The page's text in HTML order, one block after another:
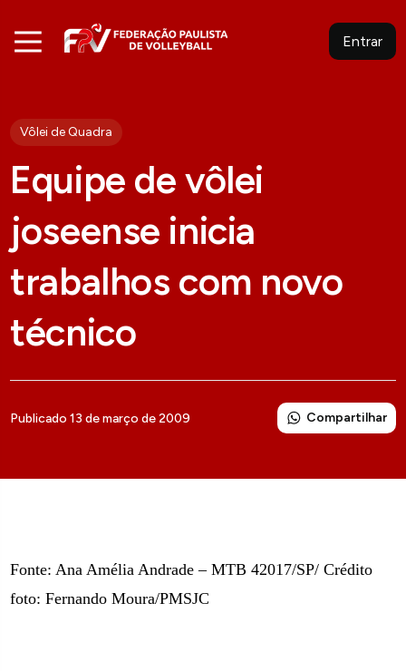
Entrar
Vôlei de Quadra
Equipe de vôlei
joseense inicia
trabalhos com novo
técnico
Publicado 13 de março de 2009 Compartilhar
Fonte: Ana Amélia Andrade – MTB 42017/SP/ Crédito
foto: Fernando Moura/PMSJC